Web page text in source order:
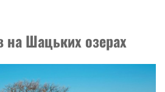
на Шацьких озерах